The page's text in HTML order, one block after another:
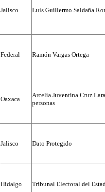
Jalisco Luis Guillermo Saldaña
Federal Ramón Vargas Ortega
Oaxaca
Arcelia Juventina Cruz
personas
Jalisco Dato Protegido
Hidalgo Tribunal Electoral del